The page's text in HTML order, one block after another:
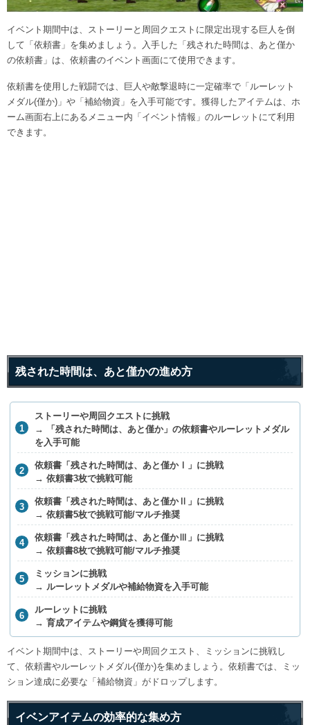
イベント期間中は、ストーリーと周回クエストに限定出現する巨人を倒
して「依頼書」を集めましょう。入手した「残された時間は、あと僅か
の依頼書」は、依頼書のイベント画面にて使用できます。
依頼書を使用した戦闘では、巨人や敵撃退時に一定確率で「ルーレット
メダル(僅か)」や「補給物資」を入手可能です。獲得したアイテムは、ホ
ーム画面右上にあるメニュー内「イベント情報」のルーレットにて利用
できます。
残された時間は、あと僅かの進め方
ストーリーや周回クエストに挑戦
→ 「残された時間は、あと僅か」の依頼書やルーレットメダル
を入手可能
依頼書「残された時間は、あと僅かⅠ」に挑戦
→ 依頼書3枚で挑戦可能
依頼書「残された時間は、あと僅かⅡ」に挑戦
→ 依頼書5枚で挑戦可能/マルチ推奨
依頼書「残された時間は、あと僅かⅢ」に挑戦
→ 依頼書8枚で挑戦可能/マルチ推奨
ミッションに挑戦
→ ルーレットメダルや補給物資を入手可能
ルーレットに挑戦
→ 育成アイテムや鋼貨を獲得可能
イベント期間中は、ストーリーや周回クエスト、ミッションに挑戦し
て、依頼書やルーレットメダル(僅か)を集めましょう。依頼書では、ミッ
ション達成に必要な「補給物資」がドロップします。
イベンアイテムの効率的な集め方